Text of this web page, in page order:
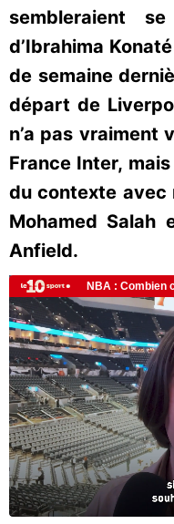
sembleraient
d’Ibrahima
de semaine
départ de
n’a pas vraiment
France Inter,
du contexte avec
Mohamed Salah
Anfield.